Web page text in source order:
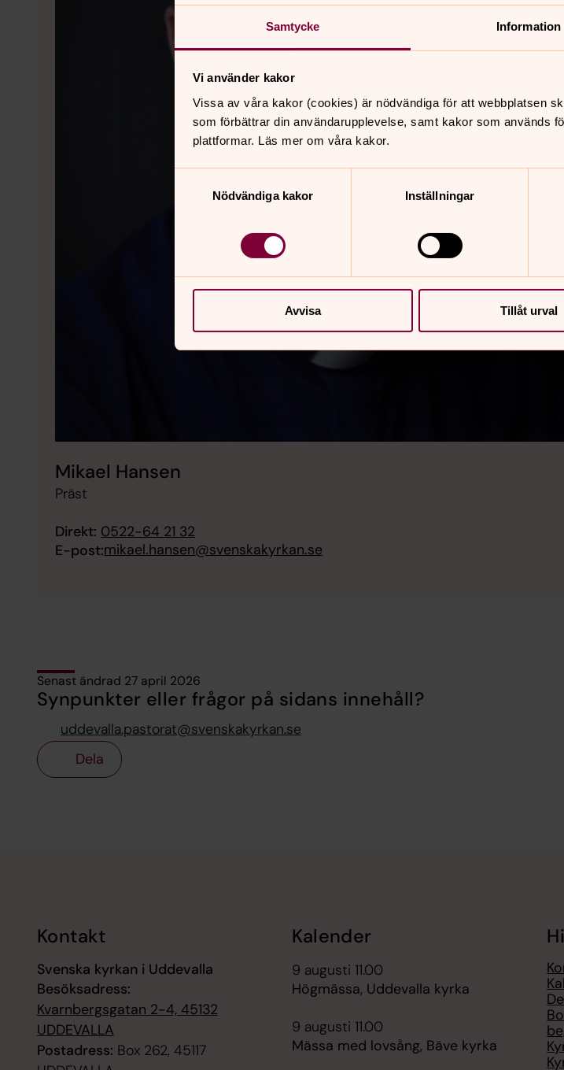
Samtycke Information
Vi använder kakor
Vissa av våra kakor (cookies) är nödvändiga för att webbplatsen
som förbättrar din användarupplevelse, samt kakor som används
plattformar. Läs mer om våra kakor.
Nödvändiga kakor
Inställningar
Avvisa Tillåt urval
Mikael Hansen
Präst
Direkt: 0522-64 21 32
E-post:mikael.hansen@svenskakyrkan.se
Senast ändrad 27 april 2026
Synpunkter eller frågor på sidans innehåll?
uddevalla.pastorat@svenskakyrkan.se
Dela
Kontakt
Svenska kyrkan i Uddevalla
Besöksadress:
Kvarnbergsgatan 2-4, 45132
UDDEVALLA
Postadress: Box 262, 45117
Kalender
9 augusti 11.00
Högmässa, Uddevalla kyrka
9 augusti 11.00
Mässa med lovsång, Bäve kyrka